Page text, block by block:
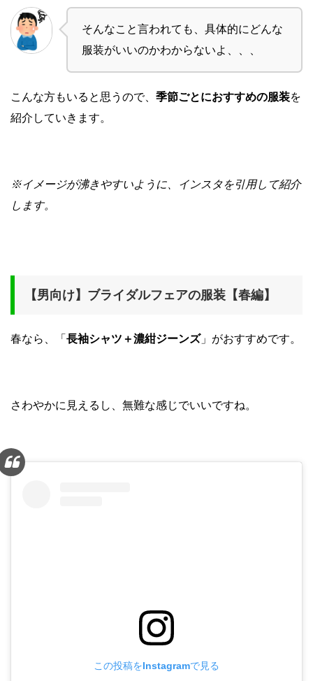
そんなこと言われても、具体的にどんな
服装がいいのかわからないよ、、、
こんな方もいると思うので、 季節ごとにおすすめの服装を
紹介していきます。
※イメージが沸きやすいように、インスタを引用して紹介
します。
【男向け】ブライダルフェアの服装【春編】
春なら、「 長袖シャツ＋濃紺ジーンズ」がおすすめです。
さわやかに見えるし、無難な感じでいいですね。
この投稿をInstagramで見る